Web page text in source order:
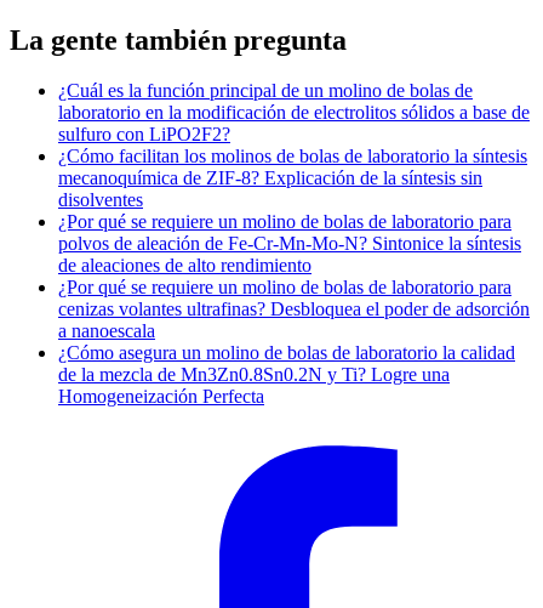
La gente también pregunta
¿Cuál es la función principal de un molino de bolas de
laboratorio en la modificación de electrolitos sólidos a base de
sulfuro con LiPO2F2?
¿Cómo facilitan los molinos de bolas de laboratorio la síntesis
mecanoquímica de ZIF-8? Explicación de la síntesis sin
disolventes
¿Por qué se requiere un molino de bolas de laboratorio para
polvos de aleación de Fe-Cr-Mn-Mo-N? Sintonice la síntesis
de aleaciones de alto rendimiento
¿Por qué se requiere un molino de bolas de laboratorio para
cenizas volantes ultrafinas? Desbloquea el poder de adsorción
a nanoescala
¿Cómo asegura un molino de bolas de laboratorio la calidad
de la mezcla de Mn3Zn0.8Sn0.2N y Ti? Logre una
Homogeneización Perfecta